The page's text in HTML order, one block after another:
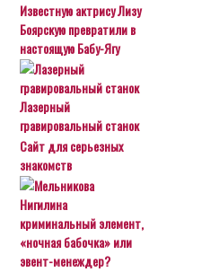
Известную актрису Лизу
Боярскую превратили в
настоящую Бабу-Ягу
Лазерный
гравировальный станок
Сайт для серьезных
знакомств